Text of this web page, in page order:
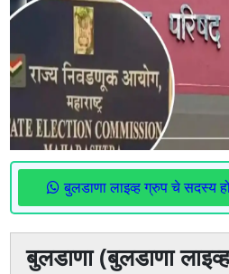
बुलडाणा लाइव्ह ग्रुप चे सदस्य
बुलडाणा (बुलडाणा